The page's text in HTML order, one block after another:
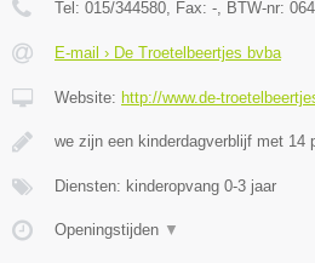
Tel: 015/344580 , Fax: - , BTW-nr:
E-mail › De Troetelbeertjes bvba
Website: http://www.de-
we zijn een kinderdagverblijf met 14
Diensten: kinderopvang 0-3 jaar
Openingstijden ▼